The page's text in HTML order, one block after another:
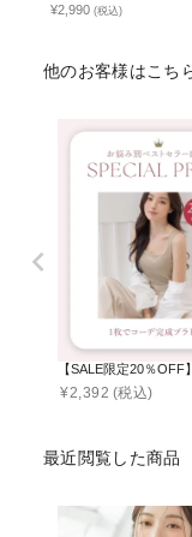
¥2,990 (税込)
他のお客様はこち
【SALE限定20％
¥2,392 (税込)
最近閲覧した商品